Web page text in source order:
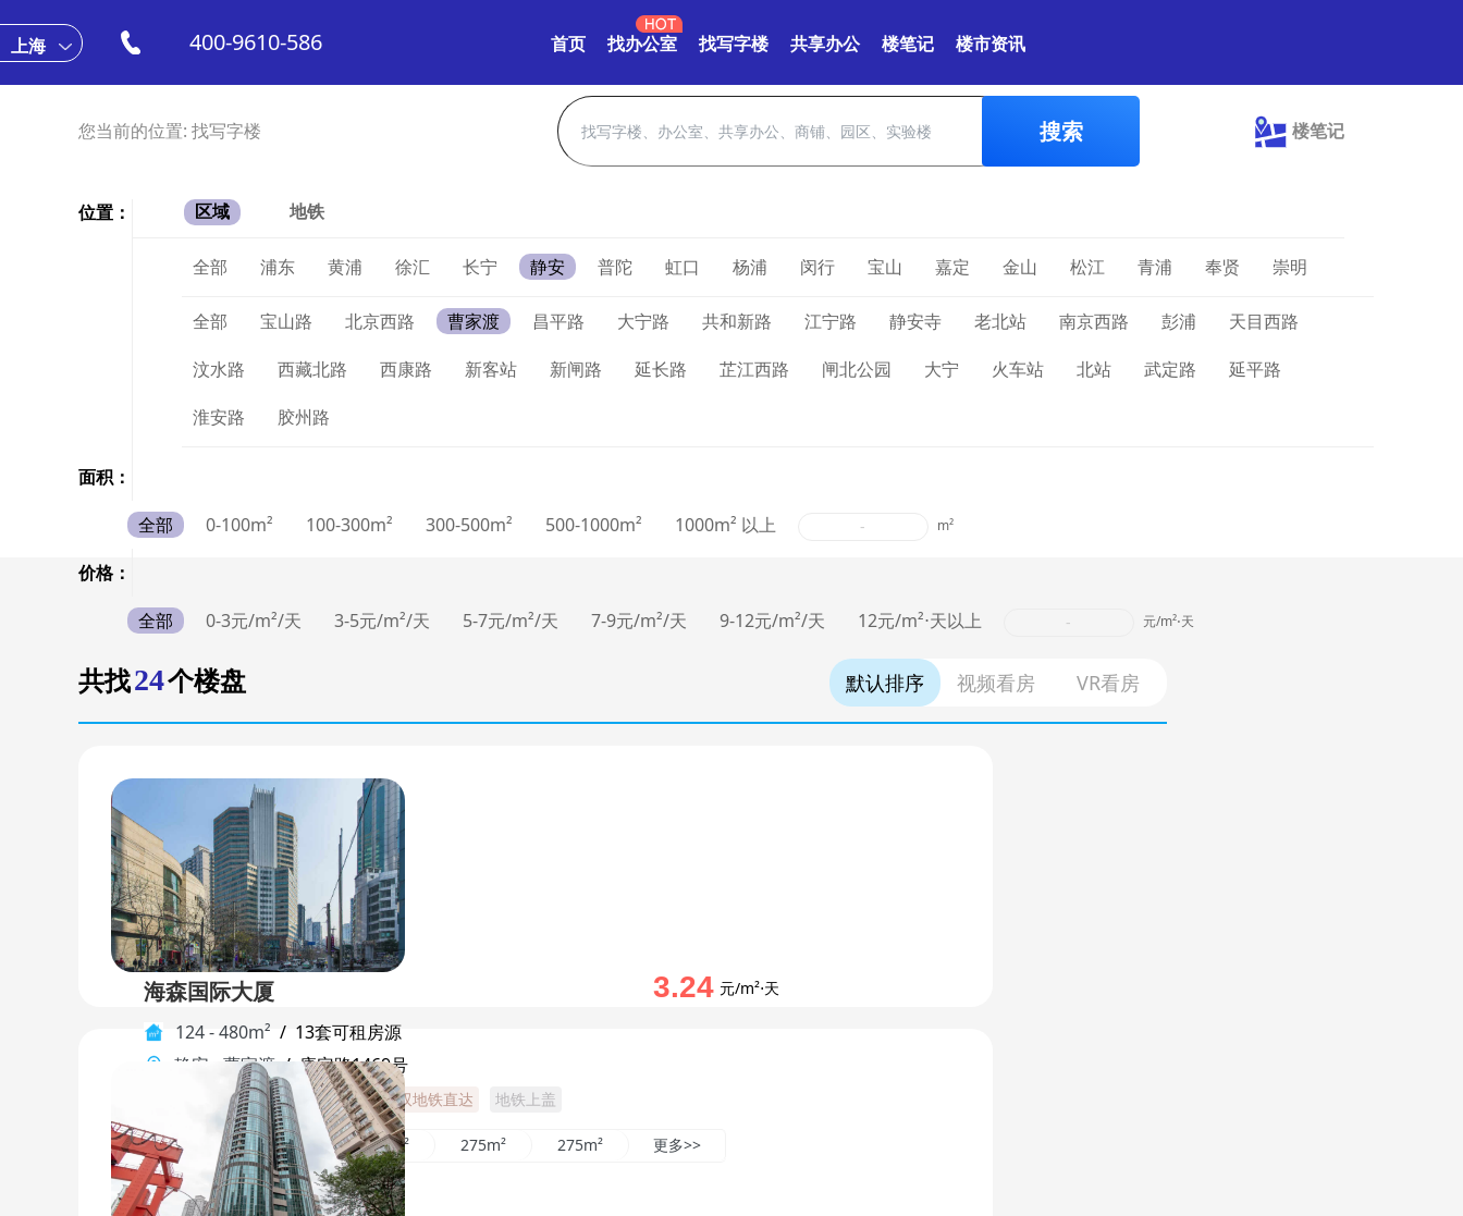
上海 400-9610-586 首页 找办公室 找写字楼 共享办公 楼笔记 楼市资讯
您当前的位置: 找写字楼 搜索 楼笔记
位置： 区域 地铁
全部 浦东 黄浦 徐汇 长宁 静安 普陀 虹口 杨浦 闵行 宝山 嘉定 金山 松江 青浦 奉贤 崇明
全部 宝山路 北京西路 曹家渡 昌平路 大宁路 共和新路 江宁路 静安寺 老北站 南京西路 彭浦
天目西路
汶水路
西藏北路 西康路 新客站 新闸路 延长路 芷江西路 闸北公园 大宁 火车站 北站 武定路
延平路
淮安路
胶州路
面积：
全部
0-100m² 100-300m² 300-500m² 500-1000m² 1000m² 以上 - m²
价格：
全部
0-3元/m²/天 3-5元/m²/天 5-7元/m²/天 7-9元/m²/天 9-12元/m²/天 12元/m²⋅天以上 - 元/m²⋅天
共找24个楼盘 默认排序 视频看房 VR看房
海森国际大厦
124 - 480m² / 13套可租房源
静安
曹家渡 / 康定路1469号
临近地铁 地铁枢纽 双地铁直达 地铁上盖
3.24 元/m²⋅天
249m² 277m² 170m² 275m² 275m² 更多>>